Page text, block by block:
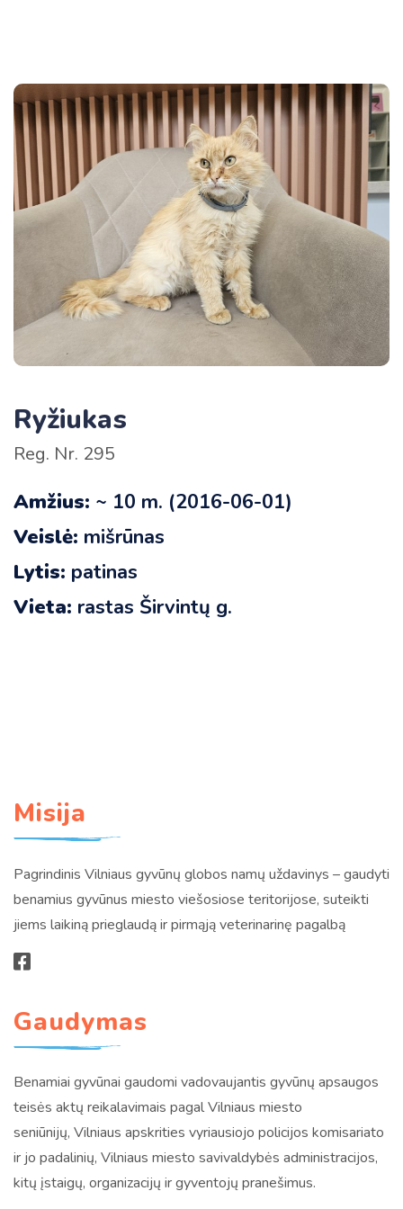
Ryžiukas
Reg. Nr. 295
Amžius: ~ 10 m. (2016-06-01)
Veislė: mišrūnas
Lytis: patinas
Vieta: rastas Širvintų g.
Misija
Pagrindinis Vilniaus gyvūnų globos namų uždavinys – gaudyti
benamius gyvūnus miesto viešosiose teritorijose, suteikti
jiems laikiną prieglaudą ir pirmąją veterinarinę pagalbą
Gaudymas
Benamiai gyvūnai gaudomi vadovaujantis gyvūnų apsaugos
teisės aktų reikalavimais pagal Vilniaus miesto
seniūnijų, Vilniaus apskrities vyriausiojo policijos komisariato
ir jo padalinių, Vilniaus miesto savivaldybės administracijos,
kitų įstaigų, organizacijų ir gyventojų pranešimus.